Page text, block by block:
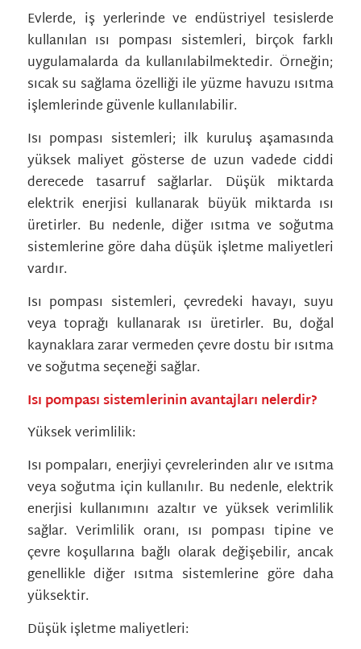
Evlerde, iş yerlerinde ve endüstriyel tesislerde
kullanılan ısı pompası sistemleri, birçok farklı
uygulamalarda da kullanılabilmektedir. Örneğin;
sıcak su sağlama özelliği ile yüzme havuzu ısıtma
işlemlerinde güvenle kullanılabilir.
Isı pompası sistemleri; ilk kuruluş aşamasında
yüksek maliyet gösterse de uzun vadede ciddi
derecede tasarruf sağlarlar. Düşük miktarda
elektrik enerjisi kullanarak büyük miktarda ısı
üretirler. Bu nedenle, diğer ısıtma ve soğutma
sistemlerine göre daha düşük işletme maliyetleri
vardır.
Isı pompası sistemleri, çevredeki havayı, suyu
veya toprağı kullanarak ısı üretirler. Bu, doğal
kaynaklara zarar vermeden çevre dostu bir ısıtma
ve soğutma seçeneği sağlar.
Isı pompası sistemlerinin avantajları nelerdir?
Yüksek verimlilik:
Isı pompaları, enerjiyi çevrelerinden alır ve ısıtma
veya soğutma için kullanılır. Bu nedenle, elektrik
enerjisi kullanımını azaltır ve yüksek verimlilik
sağlar. Verimlilik oranı, ısı pompası tipine ve
çevre koşullarına bağlı olarak değişebilir, ancak
genellikle diğer ısıtma sistemlerine göre daha
yüksektir.
Düşük işletme maliyetleri: